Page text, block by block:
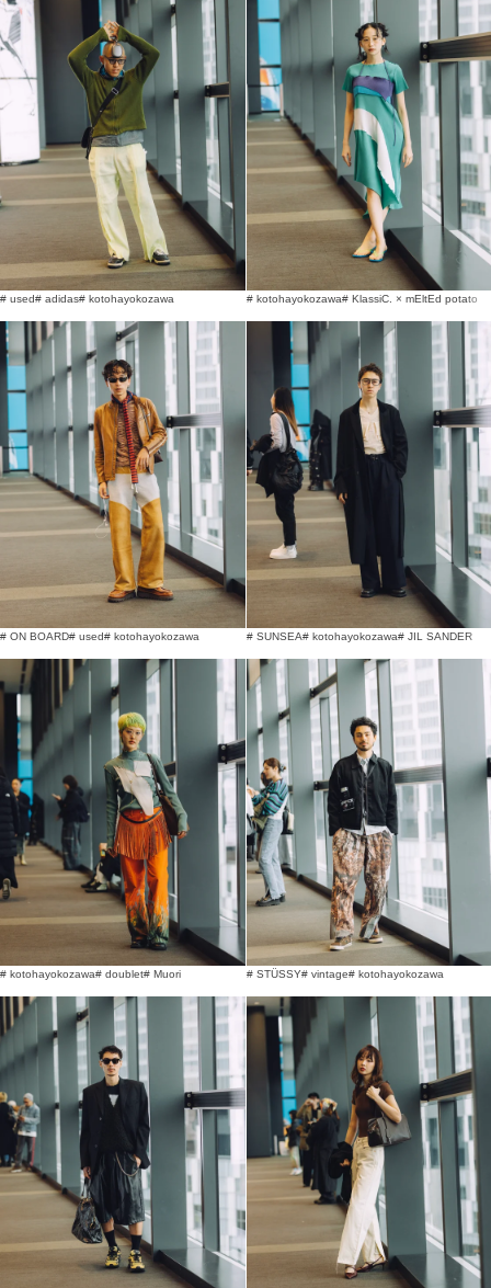
# used# adidas# kotohayokozawa # kotohayokozawa# KlassiC. × mEltEd potato
# ON BOARD# used# kotohayokozawa # SUNSEA# kotohayokozawa# JIL SANDER
# kotohayokozawa# doublet# Muori # STÜSSY# vintage# kotohayokozawa